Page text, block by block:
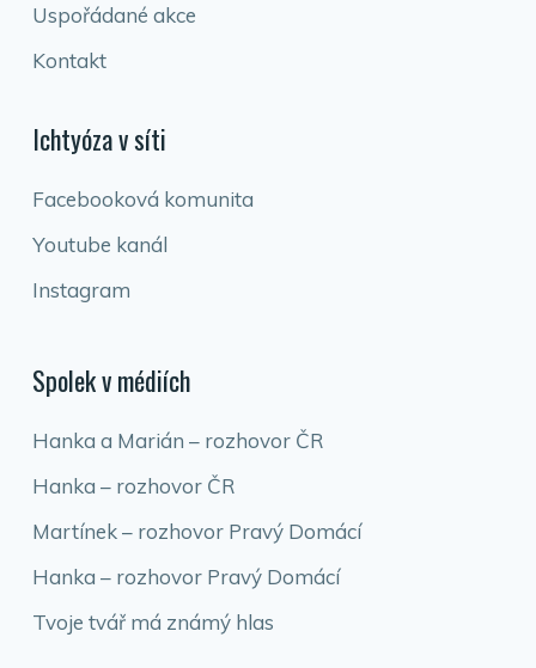
Uspořádané akce
Kontakt
Ichtyóza v síti
Facebooková komunita
Youtube kanál
Instagram
Spolek v médiích
Hanka a Marián – rozhovor ČR
Hanka – rozhovor ČR
Martínek – rozhovor Pravý Domácí
Hanka – rozhovor Pravý Domácí
Tvoje tvář má známý hlas